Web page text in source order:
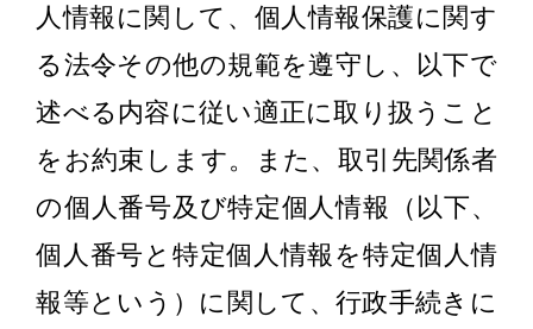
人情報に関して、個人情報保護に関す
る法令その他の規範を遵守し、以下で
述べる内容に従い適正に取り扱うこと
をお約束します。また、取引先関係者
の個人番号及び特定個人情報（以下、
個人番号と特定個人情報を特定個人情
報等という）に関して、行政手続きに